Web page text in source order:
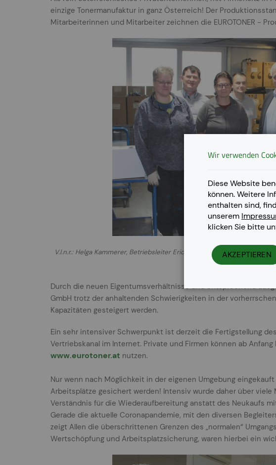
einzige Tonermanufaktur in ganz Österreich! Der
Mitarbeiterinnen und Mitarbeiter zeichnen die EUROTONER -
V.l.n.r.: Helga Kammerer, Betriebsleiter Erich Graf, Manuela Pichler,
Roland
Durch die neuen Eigentumsverhältnisse und entsprechend
GmbH trotz der anhaltenden Schwierigkeiten in der
Kapazitäten gesteigert werden.
Ein sehr intensiver Schwerpunkt ist derzeit die Fertigstellung
Vertriebskanal im Internet. Private und Firmen können ab
www.eurotoner.at nutzen.
Nur wenn nach Möglichkeit in der eigenen Umgebung
Arbeitsplätze gesichert werden! Intensiv wurde daher über
Verständnis für die Wiederaufbereitung anstatt des Neukaufs
Gerade die aktuelle Coronapandemie, mit den diversen
zeigt Allen die überschrittenen Grenzen des „normalen“
Wertschöpfung und Arbeitsplatzsicherung, waren hierbei ein
Wir verwenden
Diese Website
können. Weitere
enthalten sind,
unserem
klicken Sie bitte
AKZEPTIEREN